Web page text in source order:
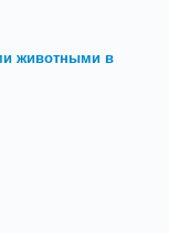
животными в